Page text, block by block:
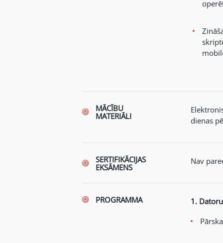
MĀCĪBU
MATERIĀLI
dienas
SERTIFIKĀCIJAS
EKSĀMENS
Nav
PROGRAMMA
1.